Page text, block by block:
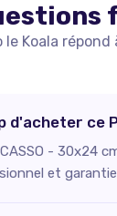
le Koala
d'acheter ce
- 30x24
et